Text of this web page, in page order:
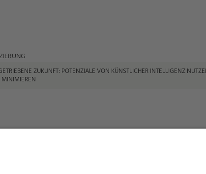
ZUKUNFT: POTENZIALE VON KÜNSTLICHER INTELLIGENZ
MINIMIEREN